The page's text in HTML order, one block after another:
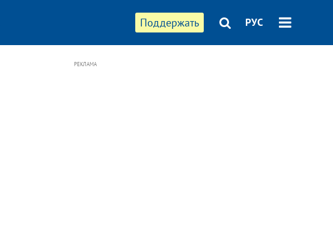
Поддержать РУС
РЕКЛАМА